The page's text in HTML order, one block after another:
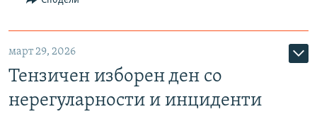
март 29, 2026
Тензичен изборен ден со
нерегуларности и инциденти